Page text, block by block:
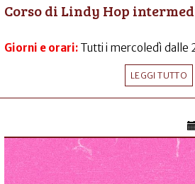
Corso di Lindy Hop
Giorni e orari: Tutti i mercoledì dalle
LEGGI TUTTO